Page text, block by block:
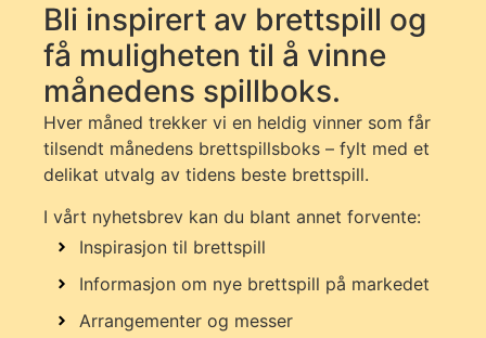
Bli inspirert av brettspill og
få muligheten til å vinne
månedens spillboks.
Hver måned trekker vi en heldig vinner som får
tilsendt månedens brettspillsboks – fylt med et
delikat utvalg av tidens beste brettspill.
I vårt nyhetsbrev kan du blant annet forvente:
Inspirasjon til brettspill
Informasjon om nye brettspill på markedet
Arrangementer og messer